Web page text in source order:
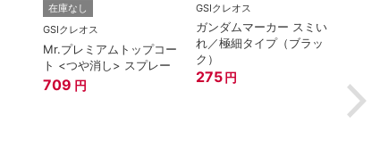
在庫なし
GSIクレオス
Mr.プレミアムトップコー
ト <つや消し> スプレー
709 円
GSIクレオス
ガンダムマーカー スミい
れ／極細タイプ（ブラッ
ク）
275 円